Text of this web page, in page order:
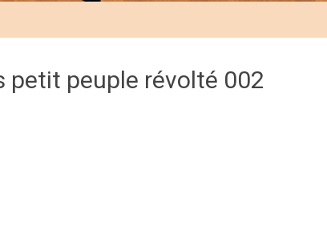
petit peuple révolté 002